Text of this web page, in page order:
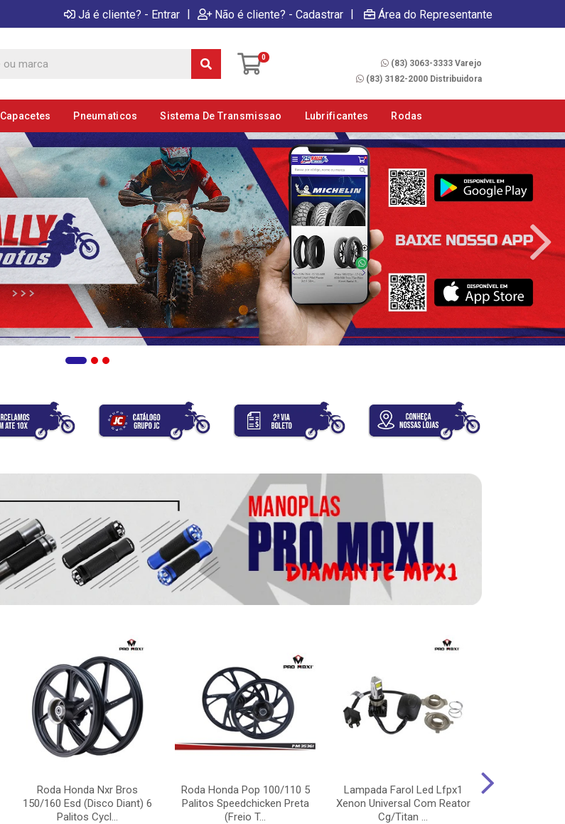
Já é cliente? - Entrar | Não é cliente? - Cadastrar | Área do Representante
0
(83) 3063-3333 Varejo
(83) 3182-2000 Distribuidora
Capacetes Pneumaticos Sistema De Transmissao Lubrificantes Rodas
Roda Honda Nxr Bros
150/160 Esd (Disco Diant) 6
Palitos Cycl...
Roda Honda Pop 100/110 5
Palitos Speedchicken Preta
(Freio T...
Lampada Farol Led Lfpx1
Xenon Universal Com Reator
Cg/Titan ...